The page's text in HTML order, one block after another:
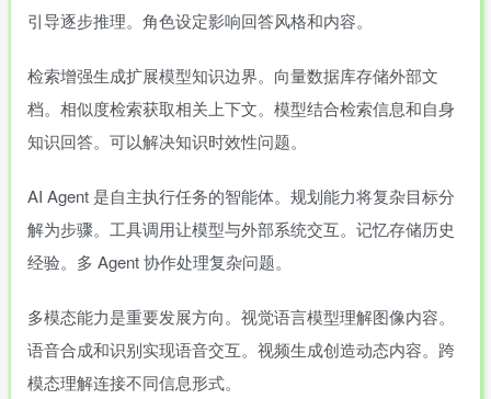
引导逐步推理。角色设定影响回答风格和内容。
检索增强生成扩展模型知识边界。向量数据库存储外部文
档。相似度检索获取相关上下文。模型结合检索信息和自身
知识回答。可以解决知识时效性问题。
AI Agent 是自主执行任务的智能体。规划能力将复杂目标分
解为步骤。工具调用让模型与外部系统交互。记忆存储历史
经验。多 Agent 协作处理复杂问题。
多模态能力是重要发展方向。视觉语言模型理解图像内容。
语音合成和识别实现语音交互。视频生成创造动态内容。跨
模态理解连接不同信息形式。